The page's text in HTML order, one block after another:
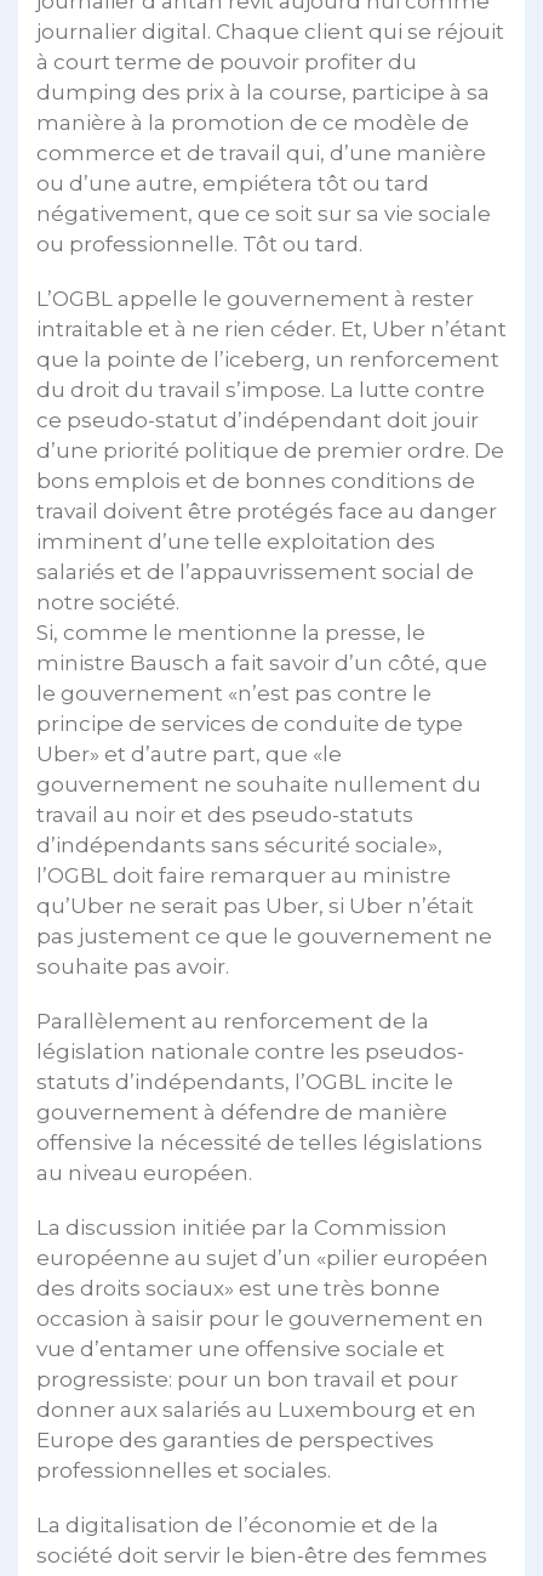
journalier digital. Chaque client qui se réjouit
à court terme de pouvoir profiter du
dumping des prix à la course, participe à sa
manière à la promotion de ce modèle de
commerce et de travail qui, d’une manière
ou d’une autre, empiétera tôt ou tard
négativement, que ce soit sur sa vie sociale
ou professionnelle. Tôt ou tard.
L’OGBL appelle le gouvernement à rester
intraitable et à ne rien céder. Et, Uber n’étant
que la pointe de l’iceberg, un renforcement
du droit du travail s’impose. La lutte contre
ce pseudo-statut d’indépendant doit jouir
d’une priorité politique de premier ordre. De
bons emplois et de bonnes conditions de
travail doivent être protégés face au danger
imminent d’une telle exploitation des
salariés et de l’appauvrissement social de
notre société.
Si, comme le mentionne la presse, le
ministre Bausch a fait savoir d’un côté, que
le gouvernement «n’est pas contre le
principe de services de conduite de type
Uber» et d’autre part, que «le
gouvernement ne souhaite nullement du
travail au noir et des pseudo-statuts
d’indépendants sans sécurité sociale»,
l’OGBL doit faire remarquer au ministre
qu’Uber ne serait pas Uber, si Uber n’était
pas justement ce que le gouvernement ne
souhaite pas avoir.
Parallèlement au renforcement de la
législation nationale contre les pseudos-
statuts d’indépendants, l’OGBL incite le
gouvernement à défendre de manière
offensive la nécessité de telles législations
au niveau européen.
La discussion initiée par la Commission
européenne au sujet d’un «pilier européen
des droits sociaux» est une très bonne
occasion à saisir pour le gouvernement en
vue d’entamer une offensive sociale et
progressiste: pour un bon travail et pour
donner aux salariés au Luxembourg et en
Europe des garanties de perspectives
professionnelles et sociales.
La digitalisation de l’économie et de la
société doit servir le bien-être des femmes